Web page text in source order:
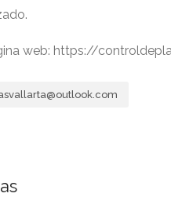
web: https://